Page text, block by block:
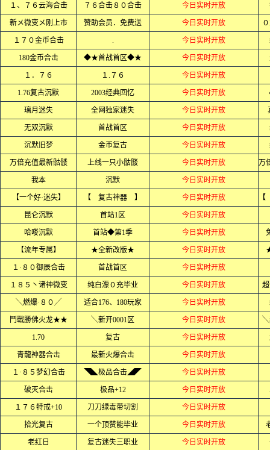
１、７６云海合击 ７６合击８０合击 今日实时开放
新メ微变メ刚上市 赞助会员．免费送 今日实时开放
１７０金币合击 . 今日实时开放
180金币合击 ◆★首战首区◆★ 今日实时开放
１．７６ １.７６ 今日实时开放
1.76复古沉默 2003经典回忆 今日实时开放
璃月迷失 全网独家迷失 今日实时开放
无双沉默 首战首区 今日实时开放
沉默旧梦 金币复古 今日实时开放
万倍充值最新骷髅 上线一只小骷髅 今日实时开放
我本 沉默 今日实时开放
【一个好·迷失】 【 复古神器 】 今日实时开放
昆仑沉默 首站1区 今日实时开放
哈喽沉默 首站◆第1季 今日实时开放
【流年专属】 ★全新改版★ 今日实时开放
１·８０御辰合击 首战首区 今日实时开放
１８５丶诸神微变 纯白漂０充毕业 今日实时开放
╲燃爆·８０╱ 适合176、180玩家 今日实时开放
鬥戰勝佛火龙★★ ╲新开0001区 今日实时开放 ╲
1.70 复古 今日实时开放
青龍神器合击 最新火爆合击 今日实时开放
１·８５梦幻合击 ◥◣极品合击◢◤ 今日实时开放
破灭合击 极品+12 今日实时开放
１７６特戒+10 刀刀绿毒带切割 今日实时开放
拾光复古 一个顶赞能毕业 今日实时开放
老红日 复古迷失三职业 今日实时开放